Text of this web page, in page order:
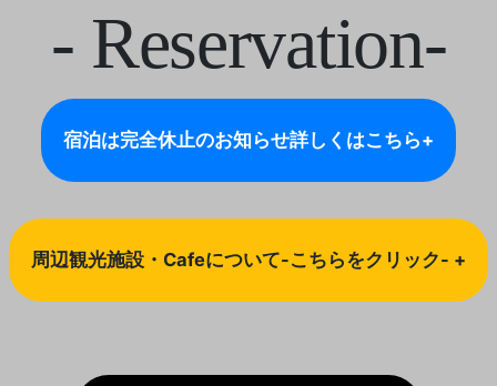
- Reservation-
宿泊は完全休止のお知らせ詳しくはこちら+
周辺観光施設・Cafeについて-こちらをクリック- +